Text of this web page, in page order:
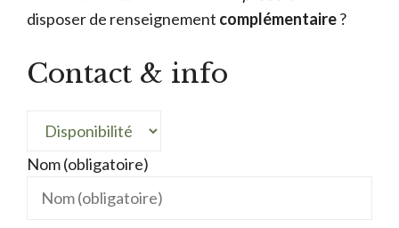
disposer de renseignement complémentaire?
Contact & info
Nom (obligatoire)